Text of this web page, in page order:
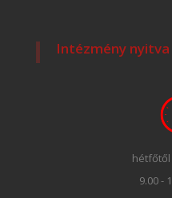
Intézmény
hétfőtől
9.00 -